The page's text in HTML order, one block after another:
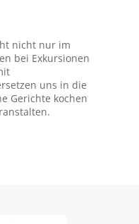
nicht nur im
bei Exkursionen
uns in die
Gerichte kochen